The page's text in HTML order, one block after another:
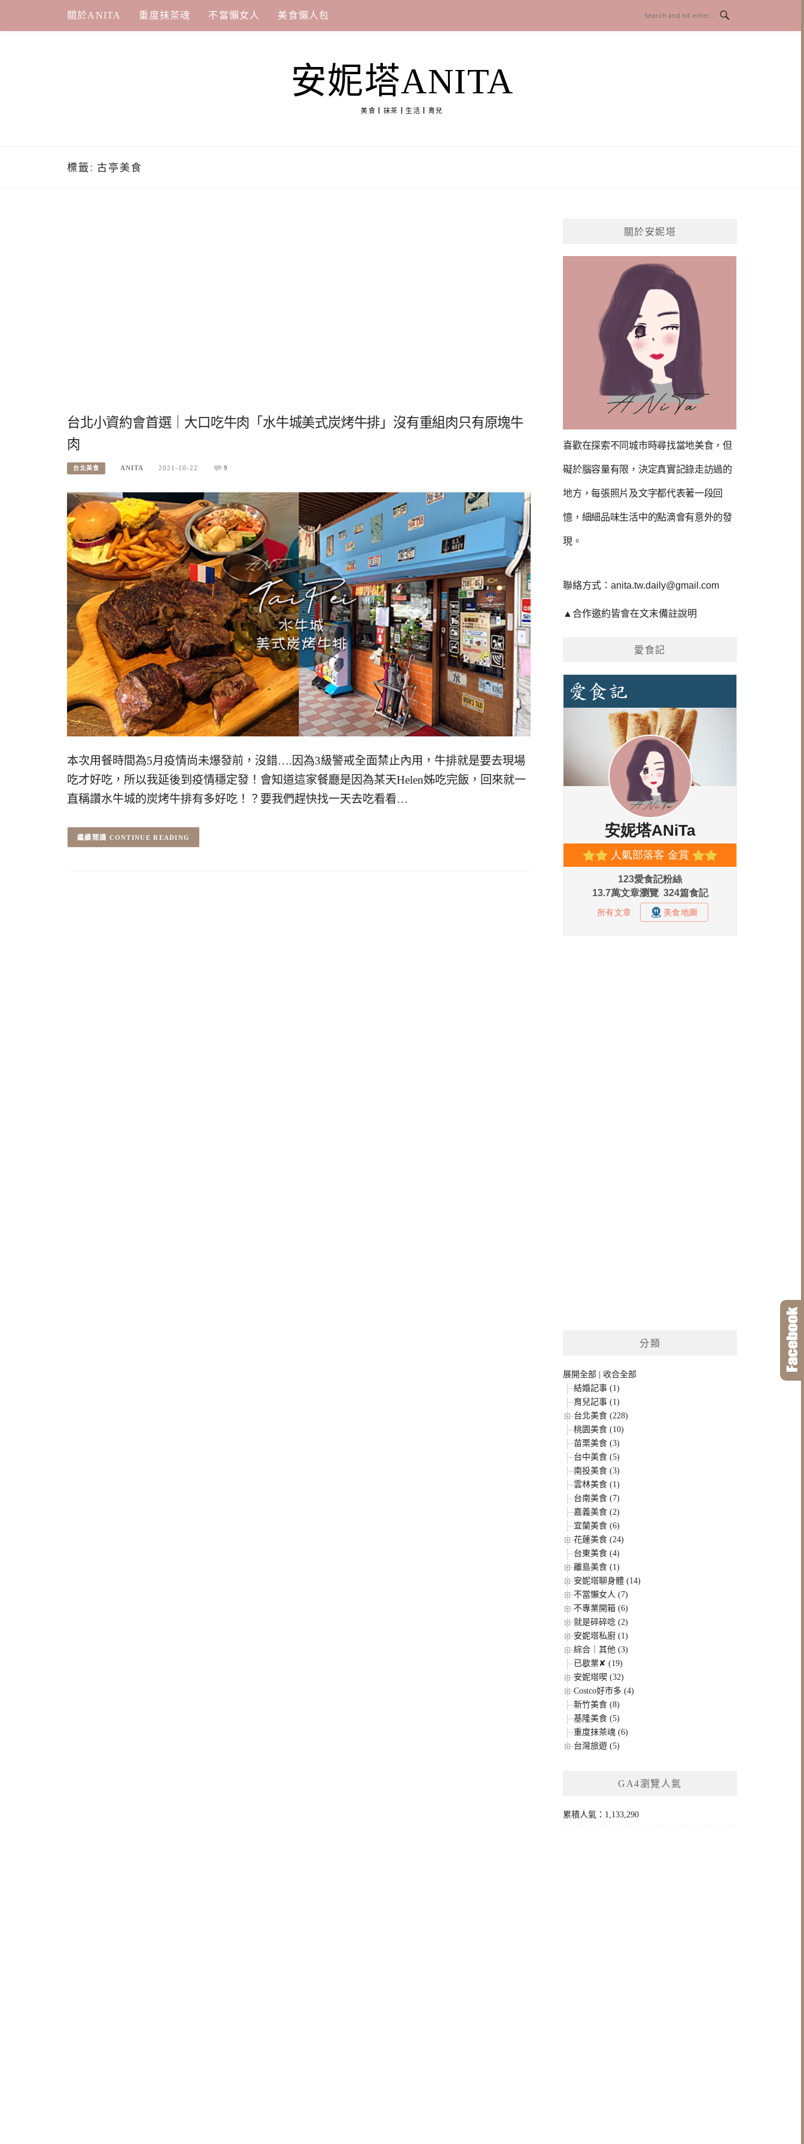
content
關於ANITA 重度抹茶魂 不當懶女人 美食懶人包
安妮塔ANITA
美食┃抹茶┃生活┃育兒
標籤: 古亭美食
台北小資約會首選｜大口吃牛肉「水牛城美式炭烤牛排」沒有重組肉只有原塊牛
肉
台北美食 ANITA 2021-10-22 9
本次用餐時間為5月疫情尚未爆發前，沒錯….因為3級警戒全面禁止內用，牛排就是要去現場
吃才好吃，所以我延後到疫情穩定發！會知道這家餐廳是因為某天Helen姊吃完飯，回來就一
直稱讚水牛城的炭烤牛排有多好吃！？要我們趕快找一天去吃看看…
CONTINUE READING
關於安妮塔
喜歡在探索不同城市時尋找當地美食，但
礙於腦容量有限，決定真實記錄走訪過的
地方，每張照片及文字都代表著一段回
憶， 細細品味生活中的點滴會有意外的發
現 。
聯絡方式：anita.tw.daily@gmail.com
▲合作邀約皆會在文末備註說明
愛食記
分類
展開全部
收合全部
結婚記事 (1)
育兒記事 (1)
台北美食 (228)
桃園美食 (10)
苗栗美食 (3)
台中美食 (5)
南投美食 (3)
雲林美食 (1)
台南美食 (7)
嘉義美食 (2)
宜蘭美食 (6)
花蓮美食 (24)
台東美食 (4)
離島美食 (1)
安妮塔聊身體 (14)
不當懶女人 (7)
不專業開箱 (6)
就是碎碎唸 (2)
安妮塔私廚 (1)
綜合｜其他 (3)
已歇業✘ (19)
安妮塔喫 (32)
Costco好市多 (4)
新竹美食 (8)
基隆美食 (5)
重度抹茶魂 (6)
台灣旅遊 (5)
GA4瀏覽人氣
累積人氣：1,133,290